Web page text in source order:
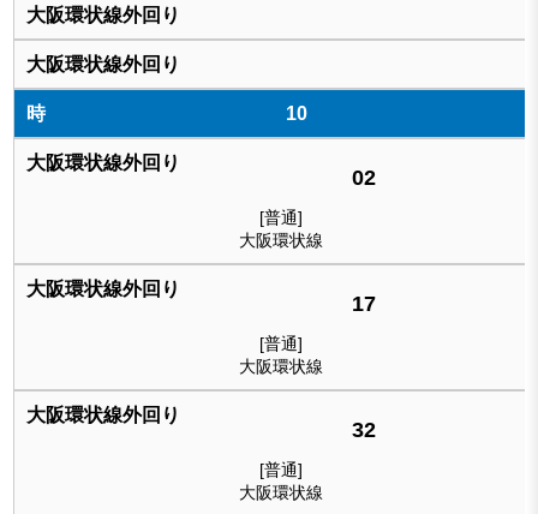
10
02
[普通]
大阪環状線
17
[普通]
大阪環状線
32
[普通]
大阪環状線